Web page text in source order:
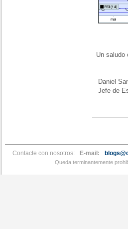
Un saludo
Daniel
Jefe de
Contacte con nosotros: E-mail:
Queda terminantemente